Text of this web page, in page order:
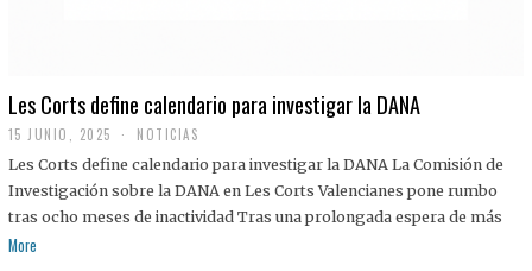
Les Corts define calendario para investigar la DANA
15 JUNIO, 2025 NOTICIAS
Les Corts define calendario para investigar la DANA La Comisión de
Investigación sobre la DANA en Les Corts Valencianes pone rumbo
tras ocho meses de inactividad Tras una prolongada espera de más
More